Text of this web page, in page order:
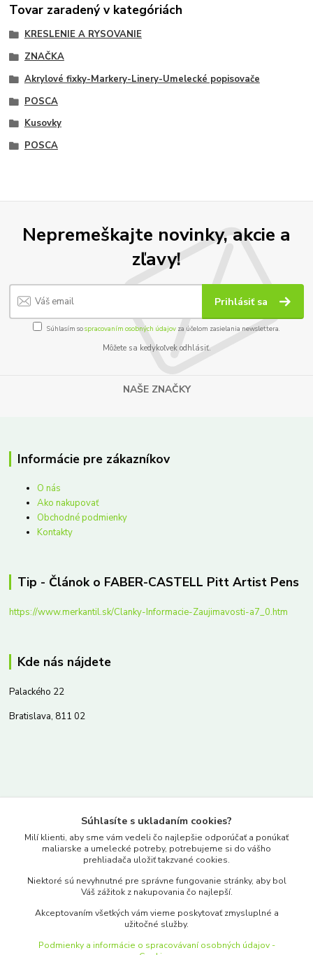
Tovar zaradený v kategóriách
KRESLENIE A RYSOVANIE
ZNAČKA
Akrylové fixky-Markery-Linery-Umelecké popisovače
POSCA
Kusovky
POSCA
Nepremeškajte novinky, akcie a
zľavy!
Prihlásiť sa
Súhlasím sospracovaním osobných údajov za účelom zasielania newslettera.
Môžete sa kedykoľvek odhlásiť.
NAŠE ZNAČKY
Informácie pre zákazníkov
O nás
Ako nakupovať
Obchodné podmienky
Kontakty
Tip - Článok o FABER-CASTELL Pitt Artist Pens
https://www.merkantil.sk/Clanky-Informacie-Zaujimavosti-a7_0.htm
Kde nás nájdete
Palackého 22
Bratislava, 811 02
www.merkantil.sk
Pondelok-Piatok: 9.00-17.00hod.
objednavky@merkantil-obchod.sk
Súhlasíte s ukladaním cookies?
Milí klienti, aby sme vám vedeli čo najlepšie odporúčať a ponúkať
maliarske a umelecké potreby, potrebujeme si do vášho
prehliadača uložiť takzvané cookies.
Niektoré sú nevyhnutné pre správne fungovanie stránky, aby bol
Váš zážitok z nakupovania čo najlepší.
Akceptovaním všetkých vám vieme poskytovať zmysluplné a
užitočné služby.
Podmienky a informácie o spracovávaní osobných údajov -